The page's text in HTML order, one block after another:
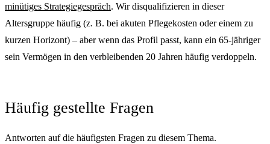
minütiges Strategiegespräch. Wir disqualifizieren in dieser
Altersgruppe häufig (z. B. bei akuten Pflegekosten oder einem zu
kurzen Horizont) – aber wenn das Profil passt, kann ein 65-jähriger
sein Vermögen in den verbleibenden 20 Jahren häufig verdoppeln.
Häufig gestellte Fragen
Antworten auf die häufigsten Fragen zu diesem Thema.